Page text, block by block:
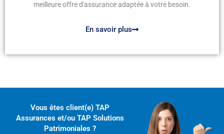
meilleure offre d'assurance adaptée à votre besoin.
En savoir plus
Vous êtes client(e) TAP
Assurances et/ou TAP Solutions
Patrimoniales ?